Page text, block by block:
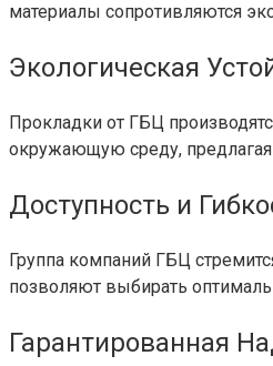
материалы сопротивляются
Экологическая
Прокладки от ГБЦ
окружающую среду, предлагая
Доступность и
Группа компаний ГБЦ
позволяют выбирать
Гарантированная